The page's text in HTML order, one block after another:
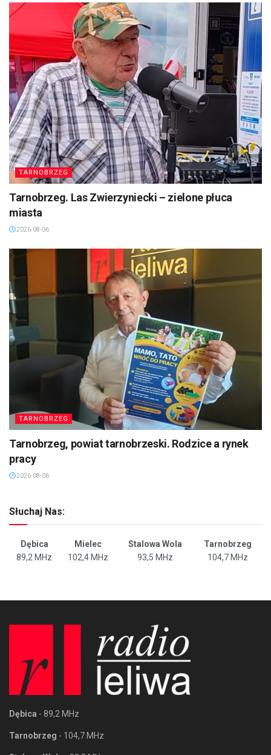
TARNOBRZEG
Tarnobrzeg. Las Zwierzyniecki – zielone płuca
miasta
2026-08-06
TARNOBRZEG
Tarnobrzeg, powiat tarnobrzeski. Rodzice a rynek
pracy
2026-08-06
Słuchaj Nas:
Dębica Mielec Stalowa Wola
Tarnobrzeg
89,2 MHz
102,4 MHz 93,5 MHz 104,7 MHz
Dębica - 89,2 MHz
Tarnobrzeg - 104,7 MHz